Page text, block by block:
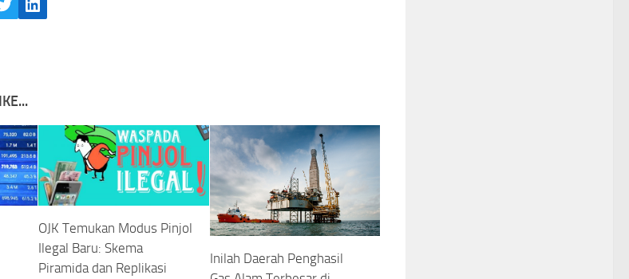
TwitterLinkedIn
OJK Temukan Modus Pinjol
Ilegal Baru: Skema
Piramida dan Replikasi
Inilah Daerah Penghasil